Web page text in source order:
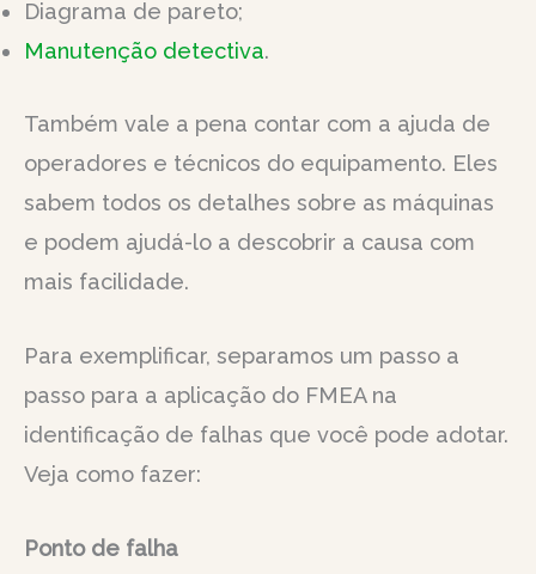
Diagrama de pareto;
Manutenção detectiva.
Também vale a pena contar com a ajuda de
operadores e técnicos do equipamento. Eles
sabem todos os detalhes sobre as máquinas
e podem ajudá-lo a descobrir a causa com
mais facilidade.
Para exemplificar, separamos um passo a
passo para a aplicação do FMEA na
identificação de falhas que você pode adotar.
Veja como fazer:
Ponto de falha